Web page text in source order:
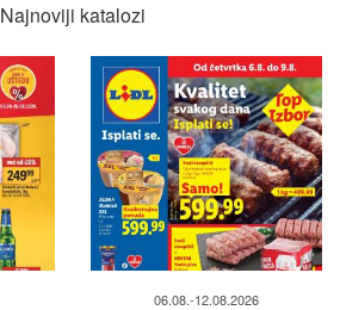
Najnoviji katalozi
06.08.-12.08.2026